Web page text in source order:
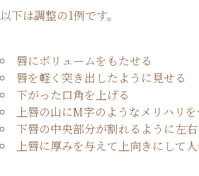
以下は調整の1例です。
唇にボリュームをもたせる
唇を軽く突き出したように見せる
下がった口角を上げる
上唇の山にM字のようなメリハリ
下唇の中央部分が割れるように左
上唇に厚みを与えて上向きにして